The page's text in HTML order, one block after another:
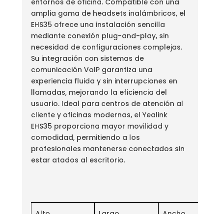
entornos de oficina. Compatible con una
amplia gama de headsets inalámbricos, el
EHS35 ofrece una instalación sencilla
mediante conexión plug-and-play, sin
necesidad de configuraciones complejas.
Su integración con sistemas de
comunicación VoIP garantiza una
experiencia fluida y sin interrupciones en
llamadas, mejorando la eficiencia del
usuario. Ideal para centros de atención al
cliente y oficinas modernas, el Yealink
EHS35 proporciona mayor movilidad y
comodidad, permitiendo a los
profesionales mantenerse conectados sin
estar atados al escritorio.